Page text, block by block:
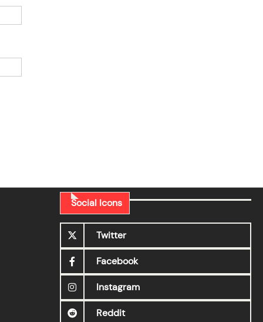
Social Icons
Twitter
Facebook
Instagram
Reddit